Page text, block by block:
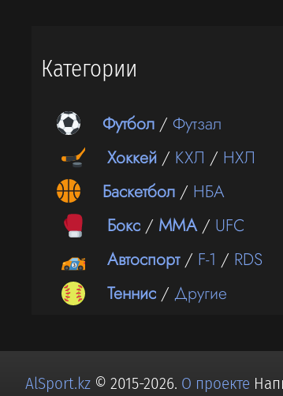
Категории
Футбол /Футзал
Хоккей / КХЛ / НХЛ
Баскетбол / НБА
Бокс / ММА/ UFC
Автоспорт/ F-1 / RDS
Теннис /Другие
AlSport.kz © 2015-2026. О проекте